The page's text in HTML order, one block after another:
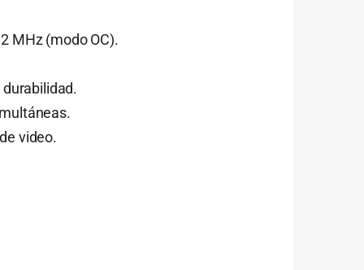
MHz (modo OC).
video.